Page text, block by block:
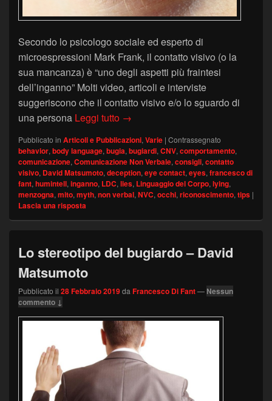
Secondo lo psicologo sociale ed esperto di
microespressioni Mark Frank, il contatto visivo (o la
sua mancanza) è “uno degli aspetti più fraintesi
dell’inganno” Molti video, articoli e interviste
suggeriscono che il contatto visivo e/o lo sguardo di
una persona Leggi tutto Il mito del contatto visivo
→
Pubblicato in Articoli e Pubblicazioni, Varie | Contrassegnato
behavior, body language, bugia, bugiardi, CNV, comportamento,
comunicazione, Comunicazione Non Verbale, consigli, contatto
visivo, David Matsumoto, deception, eye contact, eyes, francesco di
fant, humintell, inganno, LDC, lies, Linguaggio del Corpo, lying,
menzogna, mito, myth, non verbal, NVC, occhi, riconoscimento, tips |
Lascia una risposta
Lo stereotipo del bugiardo – David
Matsumoto
Pubblicato il 28 Febbraio 2019da Francesco Di Fant— Nessun
commento ↓